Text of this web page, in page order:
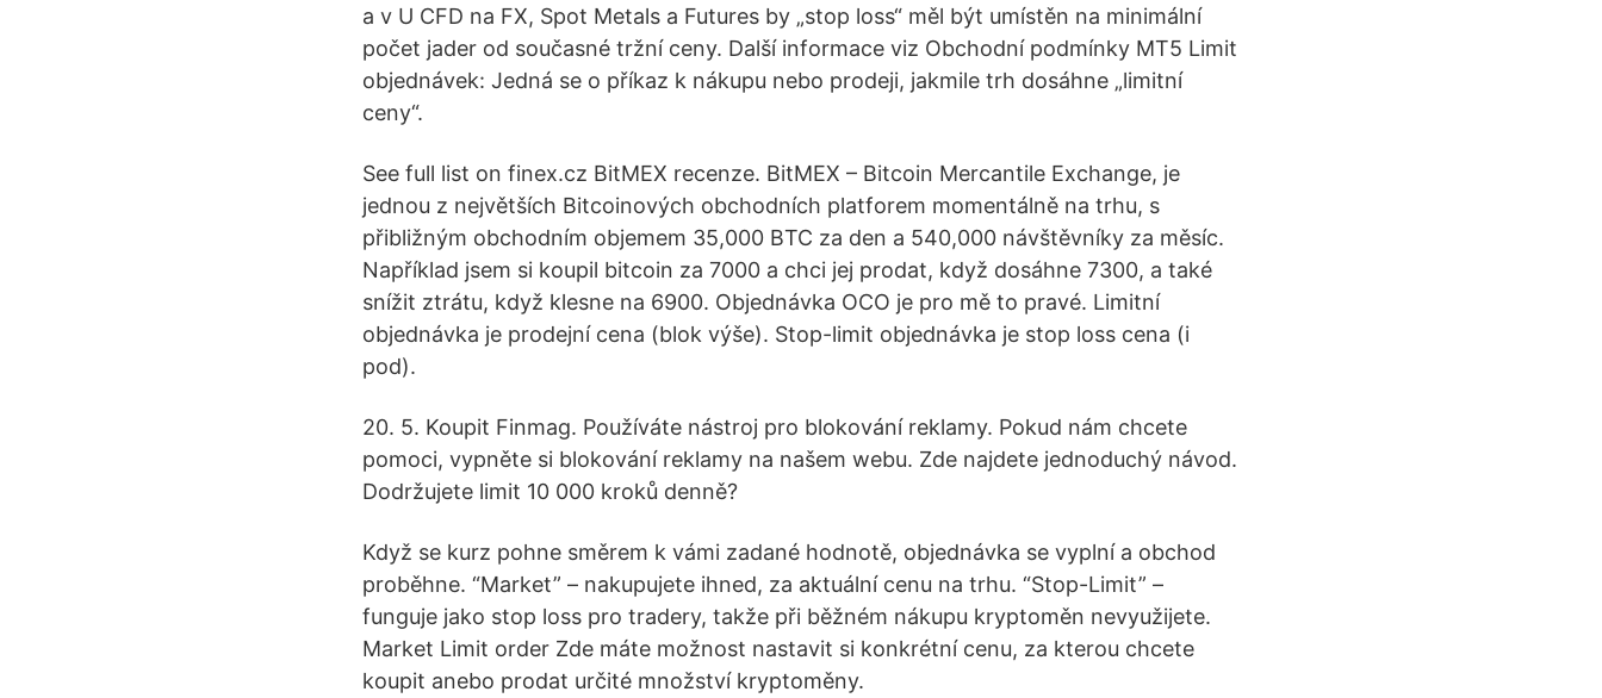
a v U CFD na FX, Spot Metals a Futures by „stop loss“ měl být umístěn na minimální
počet jader od současné tržní ceny. Další informace viz Obchodní podmínky MT5 Limit
objednávek: Jedná se o příkaz k nákupu nebo prodeji, jakmile trh dosáhne „limitní
ceny“.
See full list on finex.cz BitMEX recenze. BitMEX – Bitcoin Mercantile Exchange, je
jednou z největších Bitcoinových obchodních platforem momentálně na trhu, s
přibližným obchodním objemem 35,000 BTC za den a 540,000 návštěvníky za měsíc.
Například jsem si koupil bitcoin za 7000 a chci jej prodat, když dosáhne 7300, a také
snížit ztrátu, když klesne na 6900. Objednávka OCO je pro mě to pravé. Limitní
objednávka je prodejní cena (blok výše). Stop-limit objednávka je stop loss cena (i
pod).
20. 5. Koupit Finmag. Používáte nástroj pro blokování reklamy. Pokud nám chcete
pomoci, vypněte si blokování reklamy na našem webu. Zde najdete jednoduchý návod.
Dodržujete limit 10 000 kroků denně?
Když se kurz pohne směrem k vámi zadané hodnotě, objednávka se vyplní a obchod
proběhne. “Market” – nakupujete ihned, za aktuální cenu na trhu. “Stop-Limit” –
funguje jako stop loss pro tradery, takže při běžném nákupu kryptoměn nevyužijete.
Market Limit order Zde máte možnost nastavit si konkrétní cenu, za kterou chcete
koupit anebo prodat určité množství kryptoměny.